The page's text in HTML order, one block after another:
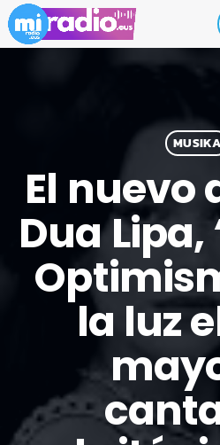
MUSIKA
El nuevo
Dua Lipa,
la luz